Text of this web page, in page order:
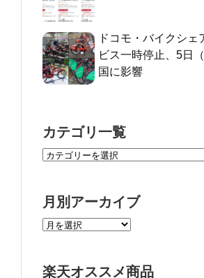
ドコモ・バイクシェ
ビス一時停止、5日
国に影響
カテゴリ一覧
月別アーカイブ
楽天オススメ商品